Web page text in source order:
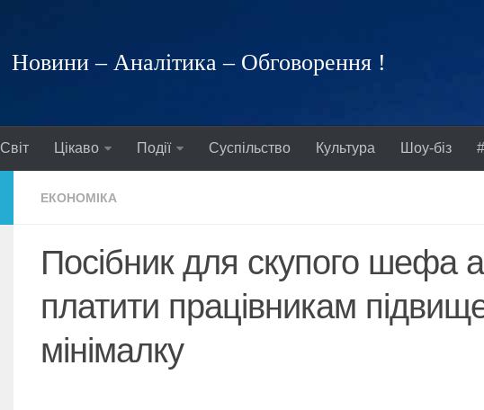
Новини – Аналітика – Обговорення !
Світ Цікаво Події Суспільство Культура Шоу-біз
ЕКОНОМІКА
Посібник для скупого шефа
платити працівникам
мінімалку